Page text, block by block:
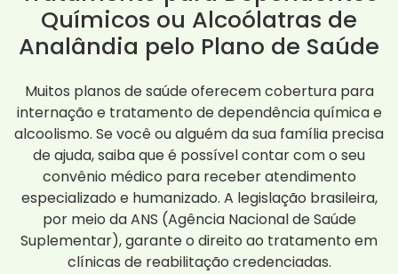
Químicos ou Alcoólatras de
Analândia pelo Plano de Saúde
Muitos planos de saúde oferecem cobertura para
internação e tratamento de dependência química e
alcoolismo. Se você ou alguém da sua família precisa
de ajuda, saiba que é possível contar com o seu
convênio médico para receber atendimento
especializado e humanizado. A legislação brasileira,
por meio da ANS (Agência Nacional de Saúde
Suplementar), garante o direito ao tratamento em
clínicas de reabilitação credenciadas.